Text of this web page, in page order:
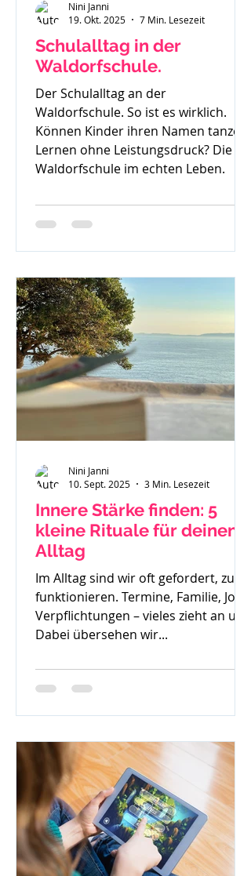
Schulalltag in der
Waldorfschule.
Der Schulalltag an der
Waldorfschule. So ist es wirklich.
Können Kinder ihren Namen tanzen?
Lernen ohne Leistungsdruck? Die
Waldorfschule im echten Leben.
Nini Janni
19. Okt. 2025
7 Min. Lesezeit
Innere Stärke finden: 5
kleine Rituale für deinen
Alltag
Im Alltag sind wir oft gefordert, zu
funktionieren. Termine, Familie, Job,
Verpflichtungen – vieles zieht an uns.
Dabei übersehen wir...
Nini Janni
10. Sept. 2025
3 Min. Lesezeit